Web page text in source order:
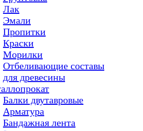
Лак
Эмали
Пропитки
Краски
Морилки
Отбеливающие составы
для древесины
Балки двутавровые
Арматура
Бандажная лента